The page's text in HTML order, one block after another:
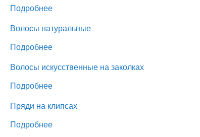
Подробнее
Волосы натуральные
Подробнее
Волосы искусственные на заколках
Подробнее
Пряди на клипсах
Подробнее